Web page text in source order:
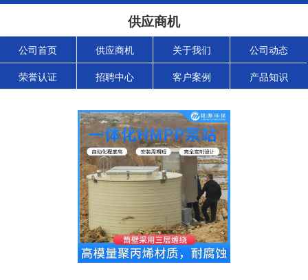
供应商机
公司首页 供应商机 关于我们 公司动态
荣誉认证 招聘中心 客户案例 产品知识